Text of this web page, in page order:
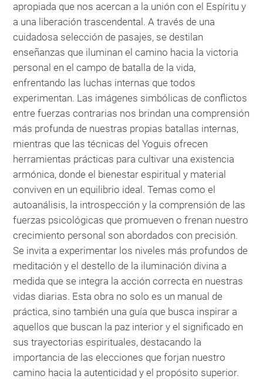
apropiada que nos acercan a la unión con el Espíritu y
a una liberación trascendental. A través de una
cuidadosa selección de pasajes, se destilan
enseñanzas que iluminan el camino hacia la victoria
personal en el campo de batalla de la vida,
enfrentando las luchas internas que todos
experimentan. Las imágenes simbólicas de conflictos
entre fuerzas contrarias nos brindan una comprensión
más profunda de nuestras propias batallas internas,
mientras que las técnicas del Yoguis ofrecen
herramientas prácticas para cultivar una existencia
armónica, donde el bienestar espiritual y material
conviven en un equilibrio ideal. Temas como el
autoanálisis, la introspección y la comprensión de las
fuerzas psicológicas que promueven o frenan nuestro
crecimiento personal son abordados con precisión.
Se invita a experimentar los niveles más profundos de
meditación y el destello de la iluminación divina a
medida que se integra la acción correcta en nuestras
vidas diarias. Esta obra no solo es un manual de
práctica, sino también una guía que busca inspirar a
aquellos que buscan la paz interior y el significado en
sus trayectorias espirituales, destacando la
importancia de las elecciones que forjan nuestro
camino hacia la autenticidad y el propósito superior.